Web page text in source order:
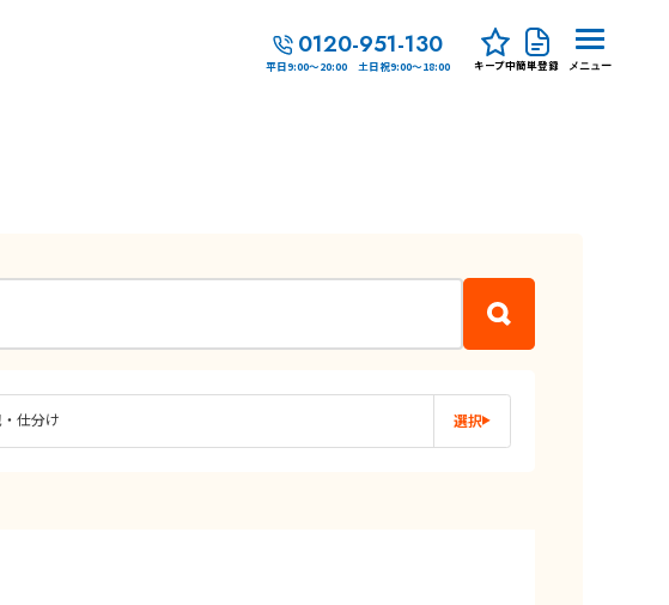
0120-951-130
平日9:00～20:00 土日祝9:00～18:00 キープ中簡単登録 メニュー
仕分け 選択